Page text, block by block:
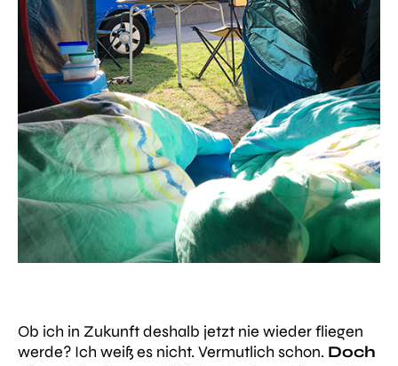
Ob ich in Zukunft deshalb jetzt nie wieder fliegen
werde? Ich weiß es nicht. Vermutlich schon. Doch